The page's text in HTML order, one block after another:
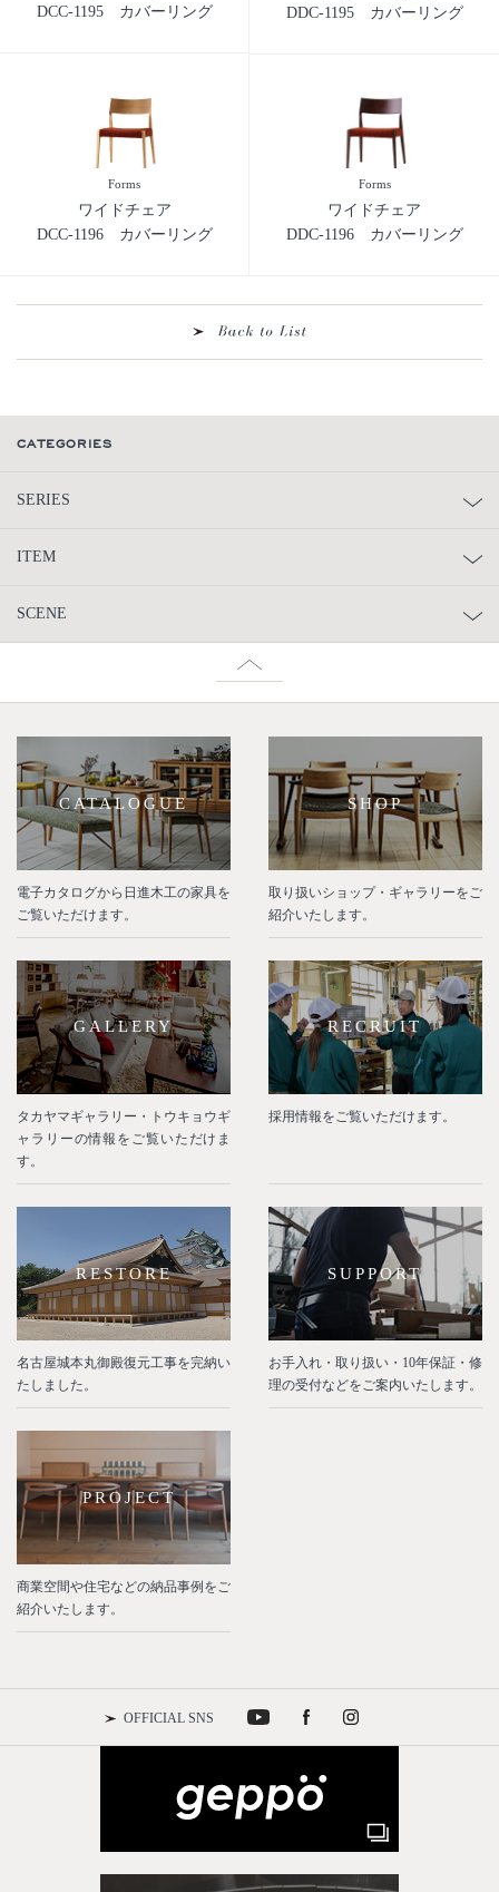
DCC-1195 カバーリング
DDC-1195 カバーリング
Forms
ワイドチェア
DCC-1196 カバーリング
Forms
ワイドチェア
DDC-1196 カバーリング
CATEGORIES
SERIES
ITEM
SCENE
CATALOGUE
電子カタログから日進木工の家具を
ご覧いただけます。
SHOP
取り扱いショップ・ギャラリーをご
紹介いたします。
GALLERY
タカヤマギャラリー・トウキョウギ
ャラリーの情報をご覧いただけま
す。
RECRUIT
採用情報をご覧いただけます。
RESTORE
名古屋城本丸御殿復元工事を完納い
たしました。
SUPPORT
お手入れ・取り扱い・10年保証・修
理の受付などをご案内いたします。
PROJECT
商業空間や住宅などの納品事例をご
紹介いたします。
OFFICIAL SNS